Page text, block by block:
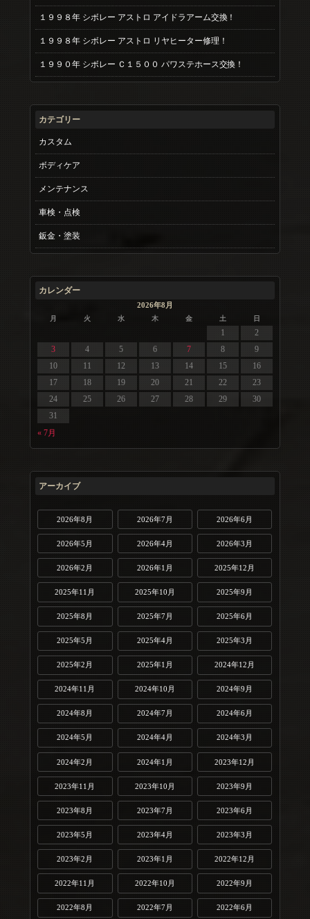
１９９８年 シボレー アストロ アイドラアーム交換！
１９９８年 シボレー アストロ リヤヒーター修理！
１９９０年 シボレー Ｃ１５００ パワステホース交換！
カテゴリー
カスタム
ボディケア
メンテナンス
車検・点検
鈑金・塗装
カレンダー
2026年8月
月 火 水 木 金 土 日
« 7月
1
2
3
4 5 6 7 8
9
10
11 12 13 14 15
16
17
18 19 20 21 22
23
24
25 26 27 28 29
30
31
アーカイブ
2026年8月 2026年7月 2026年6月
2026年5月 2026年4月 2026年3月
2026年2月 2026年1月 2025年12月
2025年11月 2025年10月 2025年9月
2025年8月 2025年7月 2025年6月
2025年5月 2025年4月 2025年3月
2025年2月 2025年1月 2024年12月
2024年11月 2024年10月 2024年9月
2024年8月 2024年7月 2024年6月
2024年5月 2024年4月 2024年3月
2024年2月 2024年1月 2023年12月
2023年11月 2023年10月 2023年9月
2023年8月 2023年7月 2023年6月
2023年5月 2023年4月 2023年3月
2023年2月 2023年1月 2022年12月
2022年11月 2022年10月 2022年9月
2022年8月 2022年7月 2022年6月